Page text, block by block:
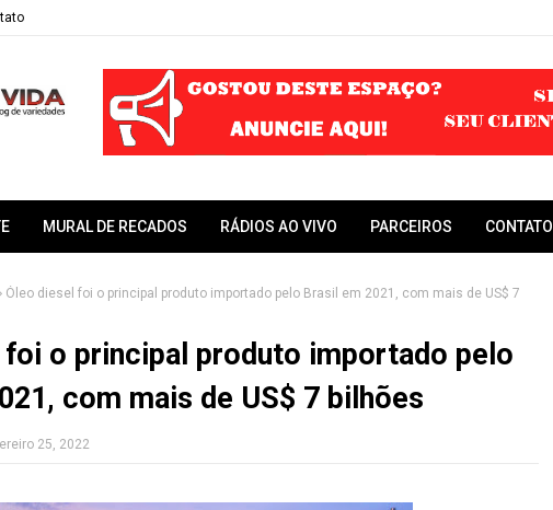
MURAL DE RECADOS RÁDIOS AO VIVO PARCEIROS CONTATO
Óleo diesel foi o principal produto importado pelo Brasil em 2021, com mais de US$ 7
foi o principal produto importado pelo
com mais de US$ 7 bilhões
25, 2022